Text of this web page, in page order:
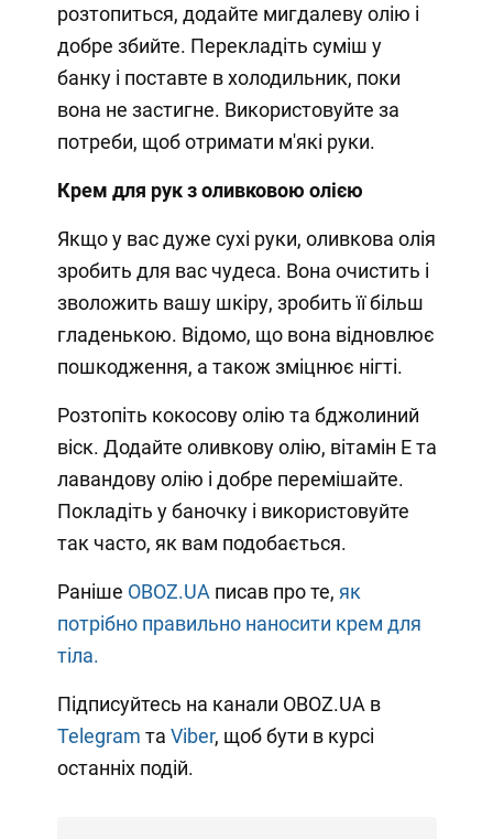
розтопиться, додайте мигдалеву олію і
добре збийте. Перекладіть суміш у
банку і поставте в холодильник, поки
вона не застигне. Використовуйте за
потреби, щоб отримати м'які руки.
Крем для рук з оливковою олією
Якщо у вас дуже сухі руки, оливкова олія
зробить для вас чудеса. Вона очистить і
зволожить вашу шкіру, зробить її більш
гладенькою. Відомо, що вона відновлює
пошкодження, а також зміцнює нігті.
Розтопіть кокосову олію та бджолиний
віск. Додайте оливкову олію, вітамін Е та
лавандову олію і добре перемішайте.
Покладіть у баночку і використовуйте
так часто, як вам подобається.
Раніше OBOZ.UA писав про те, як
потрібно правильно наносити крем для
тіла.
Підписуйтесь на канали OBOZ.UA в
Telegram та Viber, щоб бути в курсі
останніх подій.